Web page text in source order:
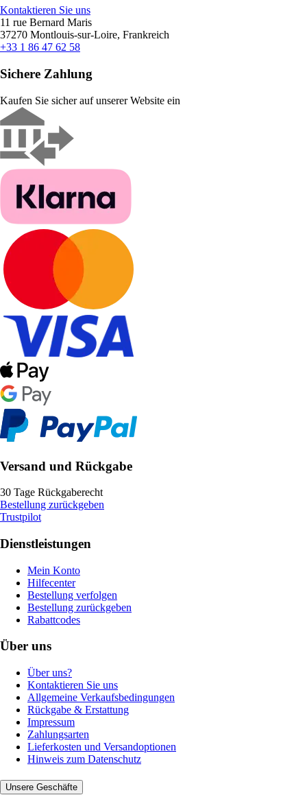
Kontaktieren Sie uns
11 rue Bernard Maris
37270 Montlouis-sur-Loire, Frankreich
+33 1 86 47 62 58
Sichere Zahlung
Kaufen Sie sicher auf unserer Website ein
Versand und Rückgabe
30 Tage Rückgaberecht
Bestellung zurückgeben
Trustpilot
Dienstleistungen
Mein Konto
Hilfecenter
Bestellung verfolgen
Bestellung zurückgeben
Rabattcodes
Über uns
Über uns?
Kontaktieren Sie uns
Allgemeine Verkaufsbedingungen
Rückgabe & Erstattung
Impressum
Zahlungsarten
Lieferkosten und Versandoptionen
Hinweis zum Datenschutz
Unsere Geschäfte